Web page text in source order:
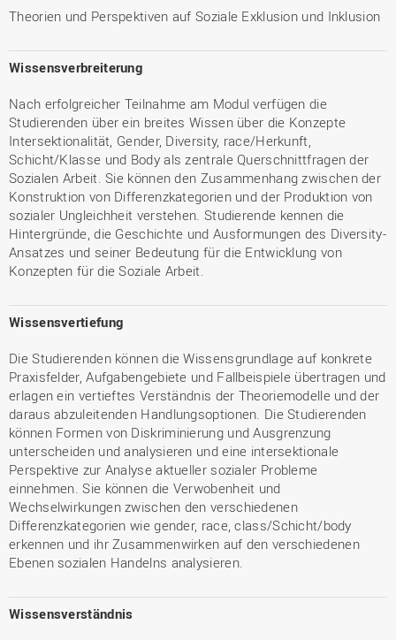
Theorien und Perspektiven auf Soziale Exklusion und Inklusion
Wissensverbreiterung
Nach erfolgreicher Teilnahme am Modul verfügen die
Studierenden über ein breites Wissen über die Konzepte
Intersektionalität, Gender, Diversity, race/Herkunft,
Schicht/Klasse und Body als zentrale Querschnittfragen der
Sozialen Arbeit. Sie können den Zusammenhang zwischen der
Konstruktion von Differenzkategorien und der Produktion von
sozialer Ungleichheit verstehen. Studierende kennen die
Hintergründe, die Geschichte und Ausformungen des Diversity-
Ansatzes und seiner Bedeutung für die Entwicklung von
Konzepten für die Soziale Arbeit.
Wissensvertiefung
Die Studierenden können die Wissensgrundlage auf konkrete
Praxisfelder, Aufgabengebiete und Fallbeispiele übertragen und
erlagen ein vertieftes Verständnis der Theoriemodelle und der
daraus abzuleitenden Handlungsoptionen. Die Studierenden
können Formen von Diskriminierung und Ausgrenzung
unterscheiden und analysieren und eine intersektionale
Perspektive zur Analyse aktueller sozialer Probleme
einnehmen. Sie können die Verwobenheit und
Wechselwirkungen zwischen den verschiedenen
Differenzkategorien wie gender, race, class/Schicht/body
erkennen und ihr Zusammenwirken auf den verschiedenen
Ebenen sozialen Handelns analysieren.
Wissensverständnis